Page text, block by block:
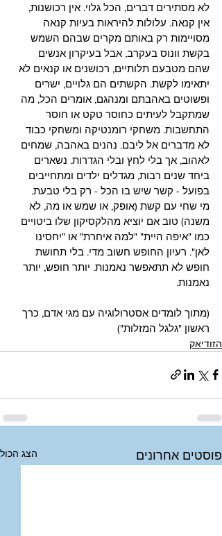
לא מסתירים דברים, הכל גלוי. אין רכושנות,
אין קנאה. עלולות להיראות בעיות קנאה
מסויימות רק באותם מקרים שבהם השמש
בקשת וונוס בעקרב, אבל בעיקרון אנשים
שהם מטבעם תלותיים, רכושנים או קנאים לא
יתאימו לקשת. הקשתים הם גלויים, ישרים
ופשוטים באהבתם ומנהגם, אומרים הכל, מה
שמתקבל לעיתים כחוסר טקט או חוסר
התחשבות. משחקי רומנטיקה ומשחקי כבוד
לא מדברים אל ליבם. נהנים באהבה, שמחים
לאהוב, אך בלי לחץ ובלי הגדרות. נשארים
ביחד שנים רבות, מגדלים ילדים ומתחייבים
בפועל - קשר שיש בו הכל - רק בלי טבעת.
מי שחי עם קשת (אופק, או שמש או מה, לא
משנה) טוב אם יוציא מהלקסיקון שלו ביטויים
כמו "איפה היית" "למה איחרת" או "יחסינו
לאן". רעיון החופש חשוב מדי. בלי תחושת
חופש לא תתאפשר נאמנות. יותר חופש, יותר
נאמנות.
(מתוך לומדים אסטרולוגיה עם מגי אדם, כרך
ראשון "גלגל המזלות")
הזודיאק
פוסטים אחרונים הצג הכול